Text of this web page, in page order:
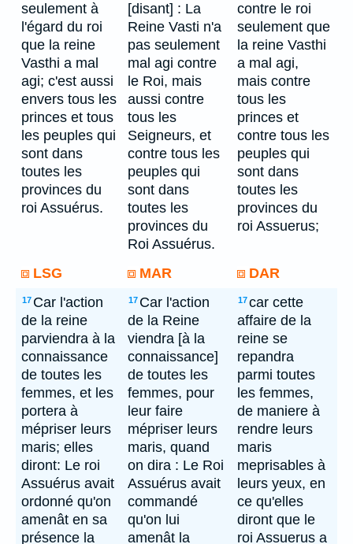
seulement à
l'égard du roi
que la reine
Vasthi a mal
agi; c'est aussi
envers tous les
princes et tous
les peuples qui
sont dans
toutes les
provinces du
roi Assuérus.
[disant] : La
Reine Vasti n'a
pas seulement
mal agi contre
le Roi, mais
aussi contre
tous les
Seigneurs, et
contre tous les
peuples qui
sont dans
toutes les
provinces du
Roi Assuérus.
contre le roi
seulement que
la reine Vasthi
a mal agi,
mais contre
tous les
princes et
contre tous les
peuples qui
sont dans
toutes les
provinces du
roi Assuerus;
LSG MAR DAR
17 Car l'action
de la reine
parviendra à la
connaissance
de toutes les
femmes, et les
portera à
mépriser leurs
maris; elles
diront: Le roi
Assuérus avait
ordonné qu'on
amenât en sa
présence la
17 Car l'action
de la Reine
viendra [à la
connaissance]
de toutes les
femmes, pour
leur faire
mépriser leurs
maris, quand
on dira : Le Roi
Assuérus avait
commandé
qu'on lui
amenât la
17car cette
affaire de la
reine se
repandra
parmi toutes
les femmes,
de maniere à
rendre leurs
maris
meprisables à
leurs yeux, en
ce qu'elles
diront que le
roi Assuerus a